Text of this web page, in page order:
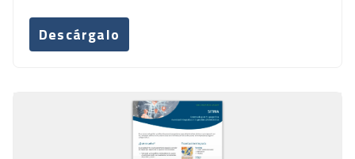
Descárgalo